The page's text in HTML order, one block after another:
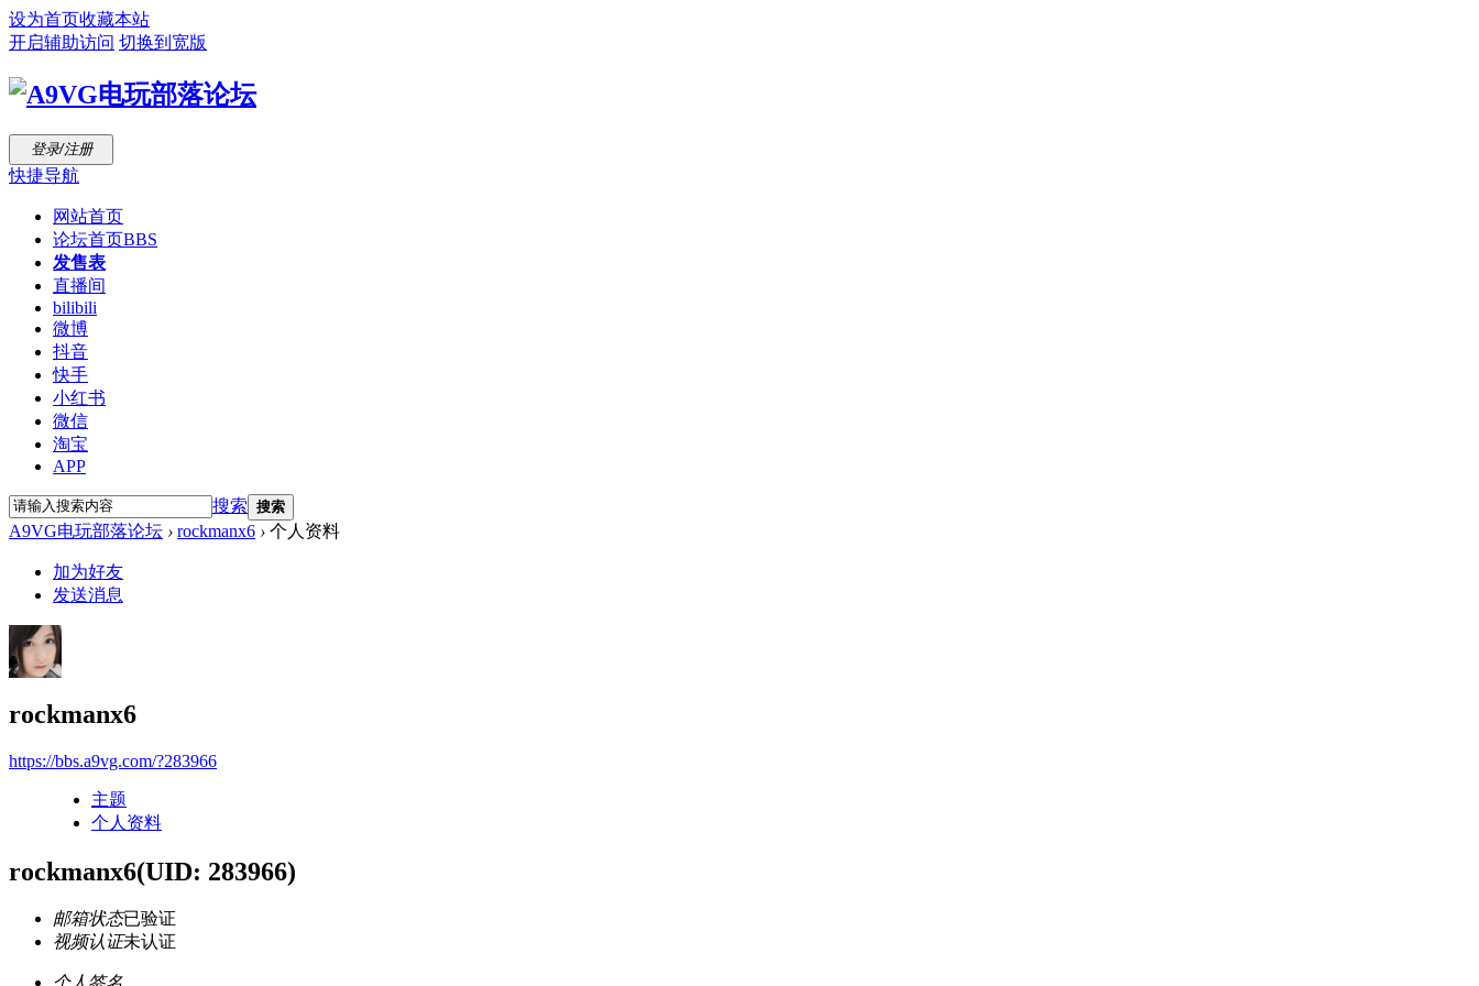
设为首页收藏本站
开启辅助访问 切换到宽版
登录/注册
快捷导航
网站首页
论坛首页BBS
发售表
直播间
bilibili
微博
抖音
快手
小红书
微信
淘宝
APP
搜索 搜索
A9VG电玩部落论坛 › rockmanx6 › 个人资料
加为好友
发送消息
rockmanx6
https://bbs.a9vg.com/?283966
主题
个人资料
rockmanx6(UID: 283966)
邮箱状态已验证
视频认证未认证